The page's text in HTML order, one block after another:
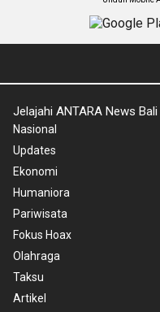
Jelajahi ANTARA News Bali
Nasional
Updates
Ekonomi
Humaniora
Pariwisata
Fokus Hoax
Olahraga
Taksu
Artikel